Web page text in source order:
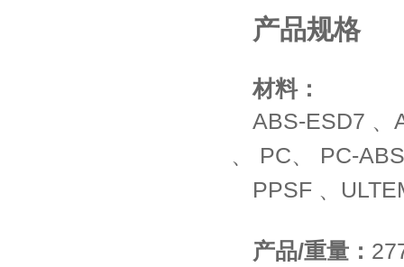
产品规格
材料：
ABS-ESD7 、
、 PC、 PC-
PPSF 、
产品/重量：